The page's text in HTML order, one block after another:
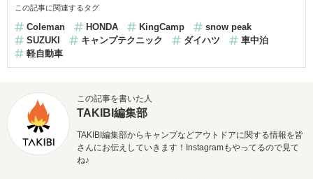
この記事に関連するタグ
Coleman HONDA KingCamp
snow peak
SUZUKI
キャンプテクニック ダイハツ
車中泊
軽自動車
この記事を書いた人
TAKIBI編集部
TAKIBI編集部からキャンプなどアウトドアに関する情報を皆
さんにお伝えしていきます！Instagramもやってるので見て
ね♪